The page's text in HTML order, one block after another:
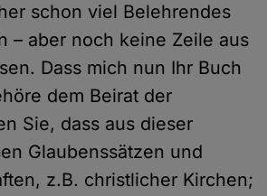
schon viel Belehrendes
– aber noch keine Zeile aus
Dass mich nun Ihr Buch
dem Beirat der
Sie, dass aus dieser
Glaubenssätzen und
z.B. christlicher Kirchen;